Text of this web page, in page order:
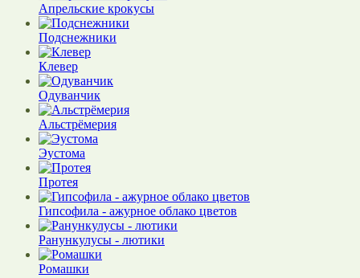
Апрельские крокусы
Подснежники
Клевер
Одуванчик
Альстрёмерия
Эустома
Протея
Гипсофила - ажурное облако цветов
Ранункулусы - лютики
Ромашки